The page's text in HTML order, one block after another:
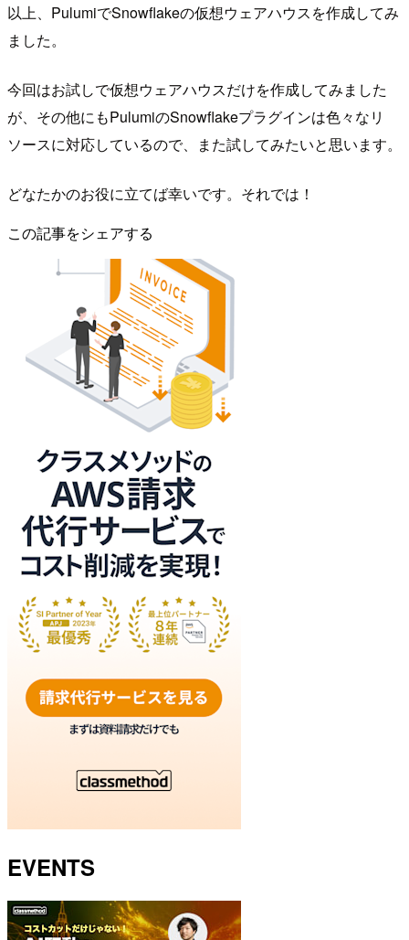
以上、PulumiでSnowflakeの仮想ウェアハウスを作成してみ
ました。
今回はお試しで仮想ウェアハウスだけを作成してみました
が、その他にもPulumiのSnowflakeプラグインは色々なリ
ソースに対応しているので、また試してみたいと思います。
どなたかのお役に立てば幸いです。それでは！
この記事をシェアする
EVENTS